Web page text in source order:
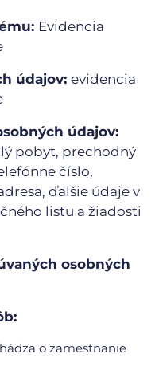
Evidencia
údajov: evidencia
údajov:
pobyt, prechodný
číslo,
ďalšie údaje v
listu a žiadosti
osobných
o zamestnanie